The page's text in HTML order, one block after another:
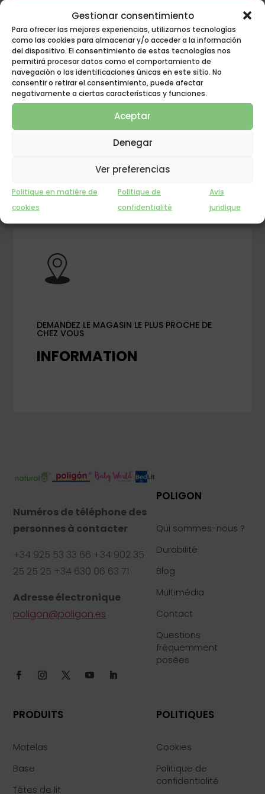
Gestionar consentimiento
Para ofrecer las mejores experiencias, utilizamos tecnologías
como las cookies para almacenar y/o acceder a la información
del dispositivo. El consentimiento de estas tecnologías nos
permitirá procesar datos como el comportamiento de
navegación o las identificaciones únicas en este sitio. No
consentir o retirar el consentimiento, puede afectar
negativamente a ciertas características y funciones.
Aceptar
Denegar
Ver preferencias
Politique en matière de
cookies
Politique de
confidentialité
Avis
juridique
CONTACTEZ-NOUS
DEMANDEZ LE MAGASIN LE PLUS PROCHE DE
CHEZ VOUS
INFORMATION
Numéros de téléphone des
personnes à contacter
+34 925 53 33 66 +34 902 35
25 25 25 +34 630 06 63 71
Adresse électronique
poligon@poligon.es
POLIGON
Qui sommes-nous ?
Durabilité
Blog
Multimédia
Contact
Questions
fréquemment
posées
PRODUITS
Matelas
Base
Têtes de lit
POLITIQUES
Cookies
Politique de
confidentialité